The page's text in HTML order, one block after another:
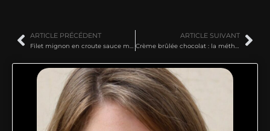
ARTICLE PRÉCÉDENT ARTICLE SUIVANT